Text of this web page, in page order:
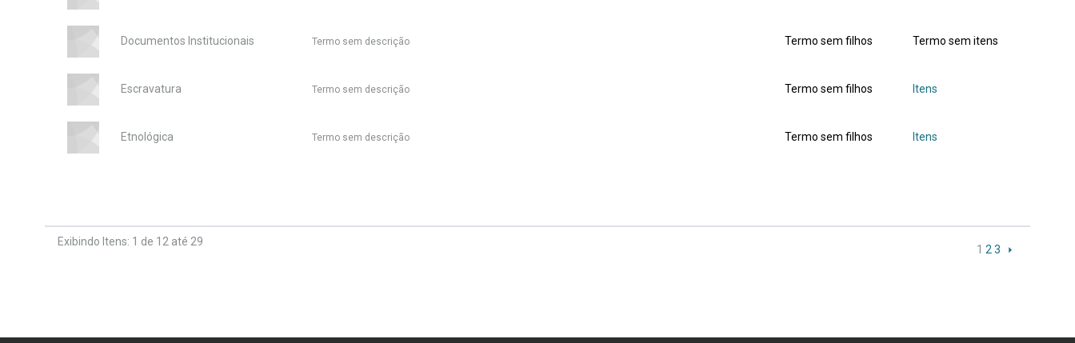
Documentos Institucionais Termo sem descrição Termo sem filhos Termo sem itens
Escravatura Termo sem descrição Termo sem filhos Itens
Etnológica Termo sem descrição Termo sem filhos Itens
Exibindo Itens: 1 de 12 até 29
1 2 3